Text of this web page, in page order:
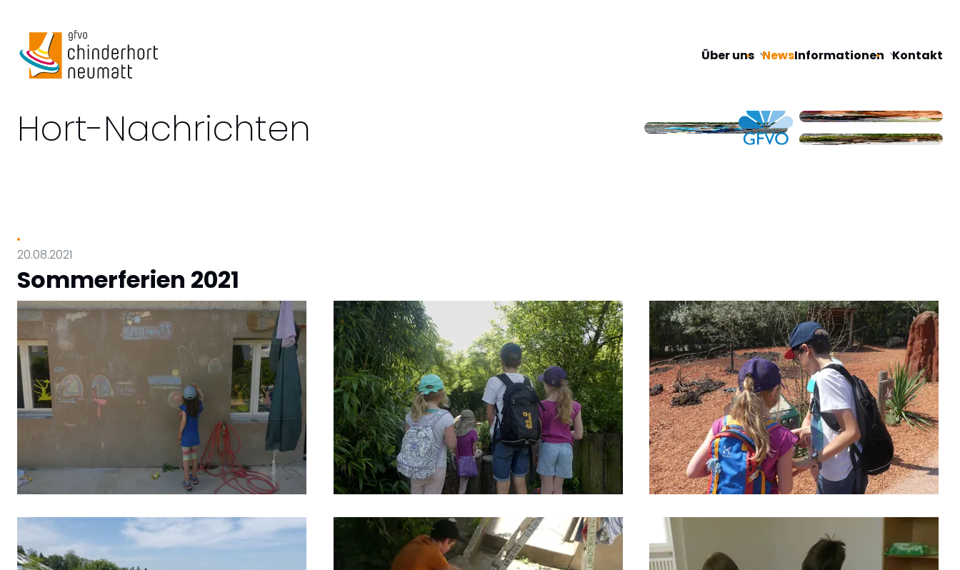
Navigation
Über uns NewsInformationen Kontakt
Hort-Nachrichten
20.08.2021
Sommerferien 2021